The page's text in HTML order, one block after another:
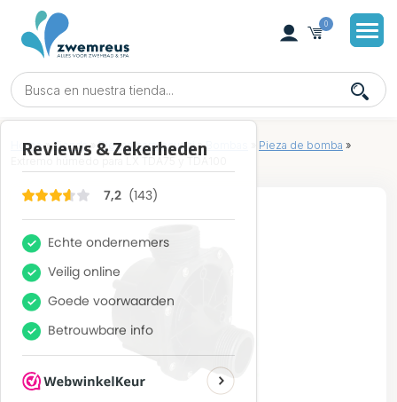
0
Home » Tienda » Piezas para jacuzzi » Bombas Pieza de bomba »